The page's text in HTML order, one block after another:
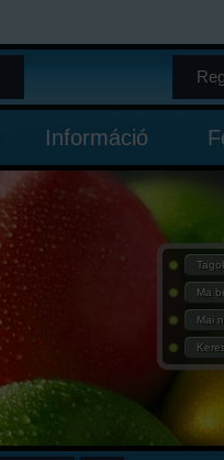
Információ
Ma
Mai